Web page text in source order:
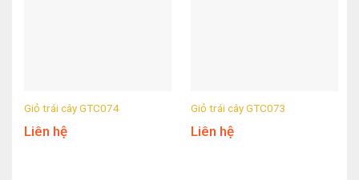
Giỏ trái cây GTC074
Liên hệ
Giỏ trái cây GTC073
Liên hệ